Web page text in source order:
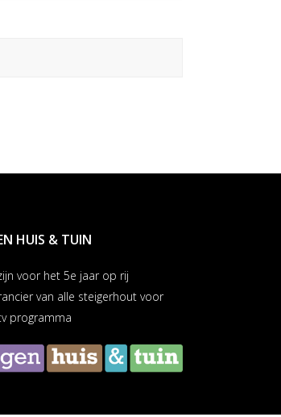
HUIS & TUIN
voor het 5e jaar op rij
van alle steigerhout voor
programma